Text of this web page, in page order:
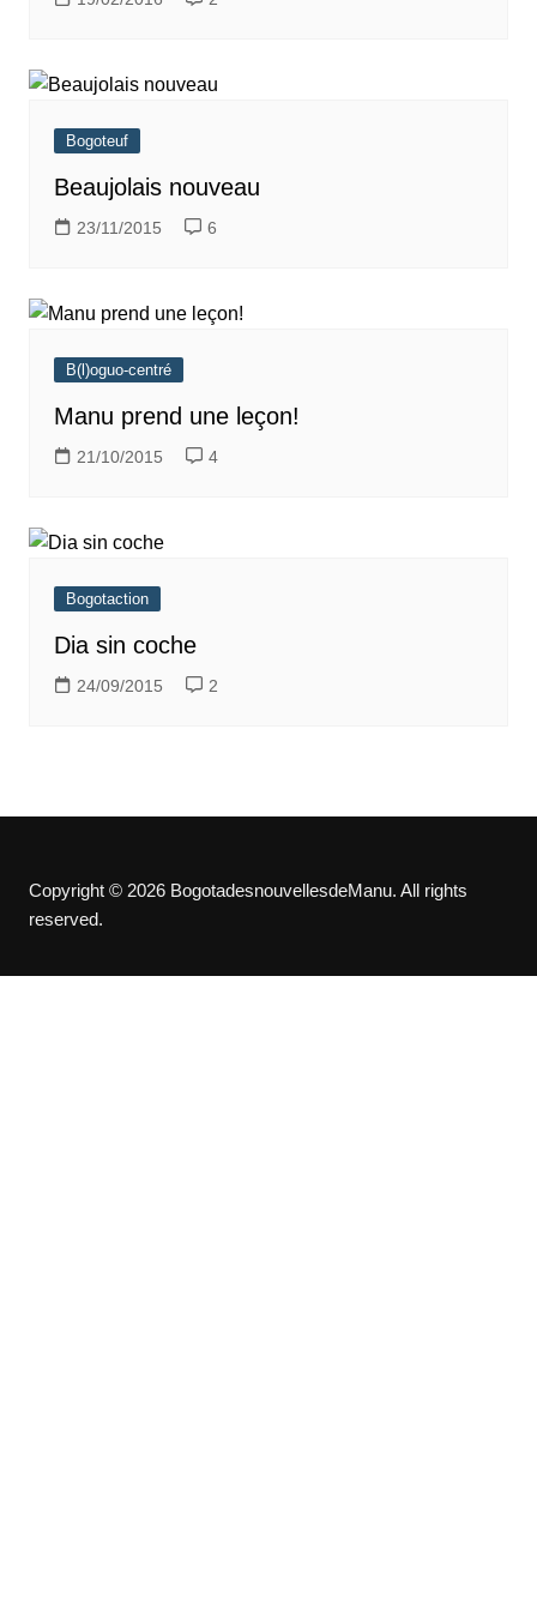
Bogoteuf
Beaujolais nouveau
23/11/2015 6
B(l)oguo-centré
Manu prend une leçon!
21/10/2015 4
Bogotaction
Dia sin coche
24/09/2015 2
Copyright © 2026 BogotadesnouvellesdeManu. All rights
reserved.